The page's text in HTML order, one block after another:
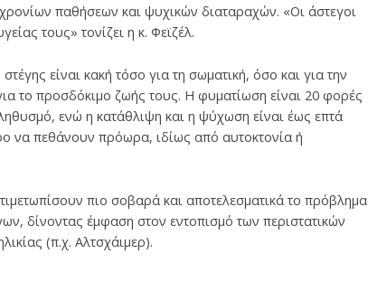
παθήσεων και ψυχικών διαταραχών. «Οι άστεγοι
τους» τονίζει η κ. Φεϊζέλ.
είναι κακή τόσο για τη σωματική, όσο και για την
το προσδόκιμο ζωής τους. Η φυματίωση είναι 20 φορές
ενώ η κατάθλιψη και η ψύχωση είναι έως επτά
να πεθάνουν πρόωρα, ιδίως από αυτοκτονία ή
πιο σοβαρά και αποτελεσματικά το πρόβλημα
δίνοντας έμφαση στον εντοπισμό των περιστατικών
(π.χ. Αλτσχάιμερ).